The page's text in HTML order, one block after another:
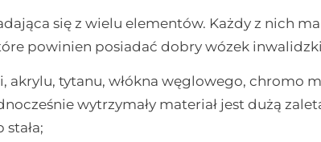
się z wielu elementów. Każdy z nich
powinien posiadać dobry wózek
akrylu, tytanu, włókna węglowego, chromo
wytrzymały materiał jest dużą